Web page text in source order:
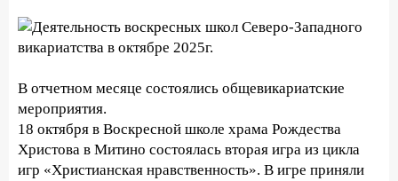
В отчетном месяце состоялись общевикариатские
мероприятия.
18 октября в Воскресной школе храма Рождества
Христова в Митино состоялась вторая игра из цикла
игр «Христианская нравственность». В игре приняли